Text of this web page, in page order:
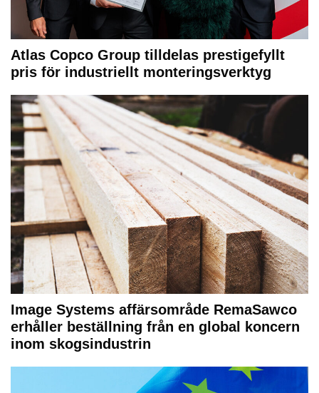
Atlas Copco Group tilldelas prestigefyllt
pris för industriellt monteringsverktyg
Image Systems affärsområde RemaSawco
erhåller beställning från en global koncern
inom skogsindustrin